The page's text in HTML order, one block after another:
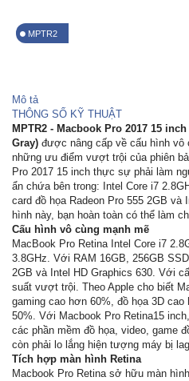
MPTR2
Mô tả
THÔNG SỐ KỸ THUẬT
MPTR2 - Macbook Pro 2017 15
Gray) được nâng cấp về cấu hình vô
những ưu điểm vượt trội của phiên
Pro 2017 15 inch thực sự phải làm
ẩn chứa bên trong: Intel Core i7
card đồ họa Radeon Pro 555 2GB
hình này, bạn hoàn toàn có thể làm
Cấu hình vô cùng mạnh mẽ
MacBook Pro Retina Intel Core i7
3.8GHz. Với RAM 16GB, 256GB
2GB và Intel HD Graphics 630. Với
suất vượt trội. Theo Apple cho biết
gaming cao hơn 60%, đồ họa 3D
50%. Với Macbook Pro Retina15
các phần mềm đồ họa, video, game
còn phải lo lắng hiện tượng máy bị
Tích hợp màn hình Retina
Macbook Pro Retina sở hữu màn